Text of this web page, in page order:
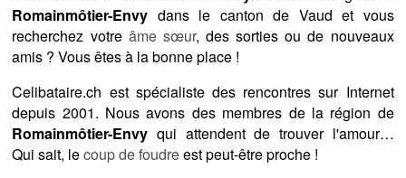
Romainmôtier-Envy dans le canton de Vaud et vous
recherchez votre âme sœur, des sorties ou de nouveaux
amis ? Vous êtes à la bonne place !
Celibataire.ch est spécialiste des rencontres sur Internet
depuis 2001. Nous avons des membres de la région de
Romainmôtier-Envy qui attendent de trouver l'amour…
Qui sait, lecoup de foudreest peut-être proche !